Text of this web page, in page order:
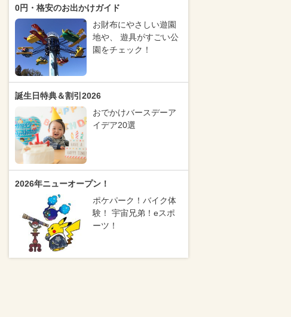
0円・格安のお出かけガイド
お財布にやさしい遊園
地や、 遊具がすごい公
園をチェック！
誕生日特典＆割引2026
おでかけバースデーア
イデア20選
2026年ニューオープン！
ポケパーク！バイク体
験！ 宇宙兄弟！eスポ
ーツ！